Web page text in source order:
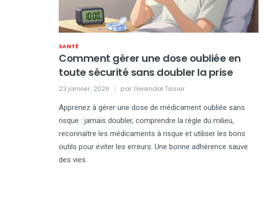
SANTÉ
Comment gérer une dose oubliée en
toute sécurité sans doubler la prise
23 janvier, 2026 par Gwendal Tissier
Apprenez à gérer une dose de médicament oubliée sans
risque : jamais doubler, comprendre la règle du milieu,
reconnaître les médicaments à risque et utiliser les bons
outils pour éviter les erreurs. Une bonne adhérence sauve
des vies.